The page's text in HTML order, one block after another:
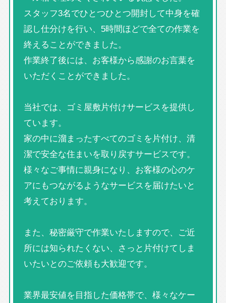
スタッフ3名でひとつひとつ開封して中身を確
認し仕分けを行い、5時間ほどで全ての作業を
終えることができました。
作業終了後には、お客様から感謝のお言葉を
いただくことができました。
当社では、ゴミ屋敷片付けサービスを提供し
ています。
家の中に溜まったすべてのゴミを片付け、清
潔で安全な住まいを取り戻すサービスです。
様々なご事情に親身になり、お客様の心のケ
アにもつながるようなサービスを届けたいと
考えております。
また、秘密厳守で作業いたしますので、ご近
所には知られたくない、さっと片付けてしま
いたいとのご依頼も大歓迎です。
業界最安値を目指した価格帯で、様々なケー